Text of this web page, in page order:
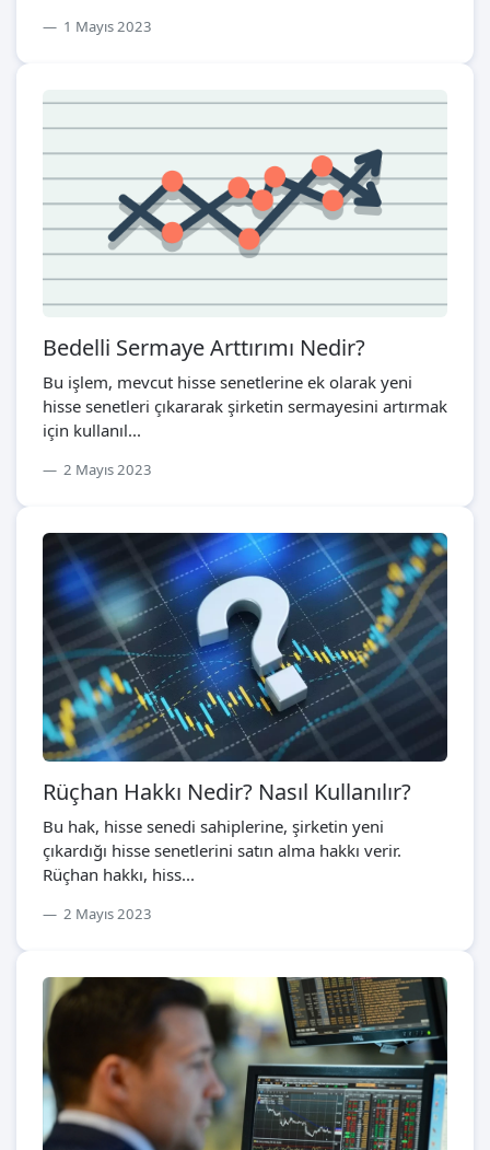
1 Mayıs 2023
Bedelli Sermaye Arttırımı Nedir?
Bu işlem, mevcut hisse senetlerine ek olarak yeni
hisse senetleri çıkararak şirketin sermayesini artırmak
için kullanıl...
2 Mayıs 2023
Rüçhan Hakkı Nedir? Nasıl Kullanılır?
Bu hak, hisse senedi sahiplerine, şirketin yeni
çıkardığı hisse senetlerini satın alma hakkı verir.
Rüçhan hakkı, hiss...
2 Mayıs 2023